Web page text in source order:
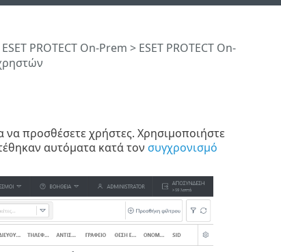
PROTECT On-Prem > ESET PROTECT On-
να προσθέσετε χρήστες. Χρησιμοποιήστε
αυτόματα κατά τον συγχρονισμό